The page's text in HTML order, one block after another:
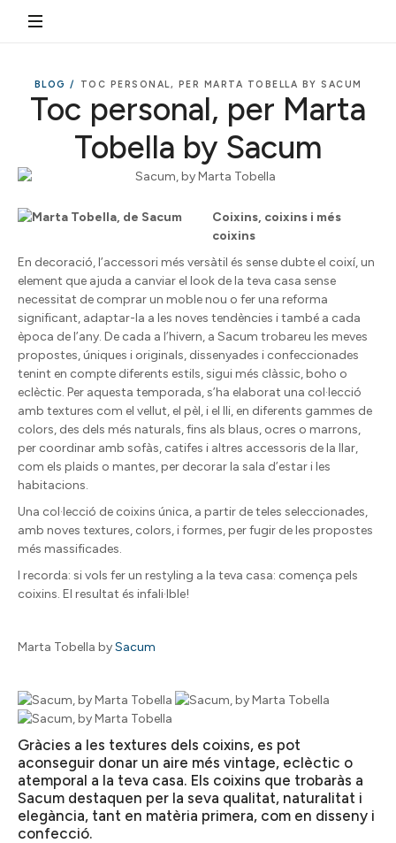
BLOG / TOC PERSONAL, PER MARTA TOBELLA BY SACUM
Toc personal, per Marta
Tobella by Sacum
Coixins, coixins i més
coixins
En decoració, l’accessori més versàtil és sense dubte el coixí, un
element que ajuda a canviar el look de la teva casa sense
necessitat de comprar un moble nou o fer una reforma
significant, adaptar-la a les noves tendències i també a cada
època de l’any. De cada a l’hivern, a Sacum trobareu les meves
propostes, úniques i originals, dissenyades i confeccionades
tenint en compte diferents estils, sigui més clàssic, boho o
eclèctic. Per aquesta temporada, s’ha elaborat una col·lecció
amb textures com el vellut, el pèl, i el lli, en diferents gammes de
colors, des dels més naturals, fins als blaus, ocres o marrons,
per coordinar amb sofàs, catifes i altres accessoris de la llar,
com els plaids o mantes, per decorar la sala d’estar i les
habitacions.
Una col·lecció de coixins única, a partir de teles seleccionades,
amb noves textures, colors, i formes, per fugir de les propostes
més massificades.
I recorda: si vols fer un restyling a la teva casa: comença pels
coixins. El resultat és infali·lble!
Marta Tobella bySacum
Gràcies a les textures dels coixins, es pot
aconseguir donar un aire més vintage, eclèctic o
atemporal a la teva casa. Els coixins que trobaràs a
Sacum destaquen per la seva qualitat, naturalitat i
elegància, tant en matèria primera, com en disseny i
confecció.